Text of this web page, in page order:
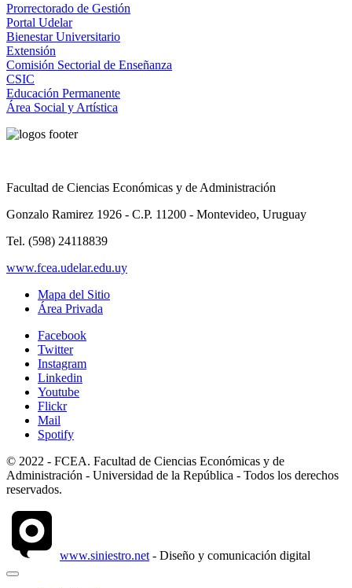
Prorrectorado de Gestión
Portal Udelar
Bienestar Universitario
Extensión
Comisión Sectorial de Enseñanza
CSIC
Educación Permanente
Área Social y Artística
Facultad de Ciencias Económicas y de Administración
Gonzalo Ramirez 1926 - C.P. 11200 - Montevideo, Uruguay
Tel. (598) 24118839
www.fcea.udelar.edu.uy
Mapa del Sitio
Área Privada
Facebook
Twitter
Instagram
Linkedin
Youtube
Flickr
Mail
Spotify
© 2022 - FCEA. Facultad de Ciencias Económicas y de
Administración - Universidad de la República - Todos los derechos
reservados.
www.siniestro.net - Diseño y comunicación digital